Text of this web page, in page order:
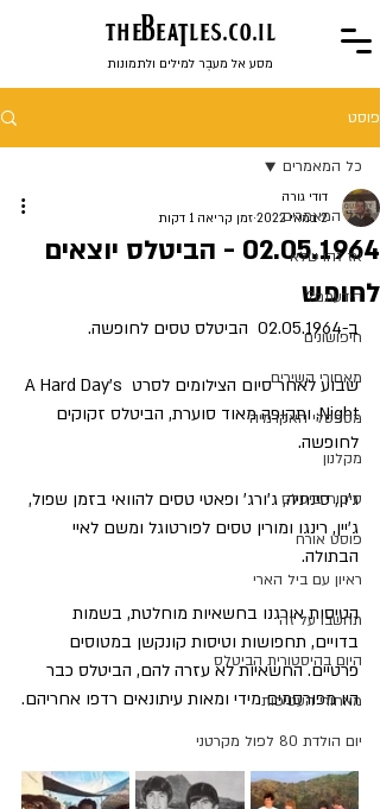
theBeaTles.co.il
מסע אל מעבֶר למילים ולתמונות
פוסט
כל המאמרים
אז זהו שלא
הידעתם?
חיפושונים
מאחורי השירים
מספסלי האקדמיה
מקלנון
סיפורי ביטלס
פוסט אורח
ראיון עם ביל הארי
תחשבו על זה
היום בהיסטורית הביטלס
מאחורי העטיפות
יום הולדת 80 לפול מקרטני
כל המאמרים
02.05.1964 - הביטלס יוצאים
לחופש
דודי גורה
2 במאי 2022
זמן קריאה 1 דקות
ב-02.05.1964  הביטלס טסים לחופשה.
שבוע לאחר סיום הצילומים לסרט A Hard Day's
Night, ותקופה מאוד סוערת, הביטלס זקוקים
לחופשה.
ג'ון, סינתיה, ג'ורג' ופאטי טסים להוואי בזמן שפול,
ג'יין, רינגו ומורין טסים לפורטוגל ומשם לאיי
הבתולה.
הטיסות אורגנו בחשאיות מוחלטת, בשמות
בדויים, תחפושות וטיסות קונקשן במטוסים
פרטיים. החשאיות לא עזרה להם, הביטלס כבר
היו מפורסמים מידי ומאות עיתונאים רדפו אחריהם.